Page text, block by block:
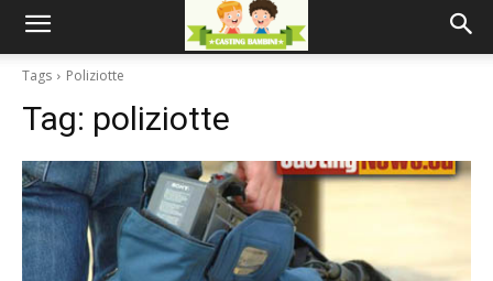
Tags Poliziotte
Tag: poliziotte